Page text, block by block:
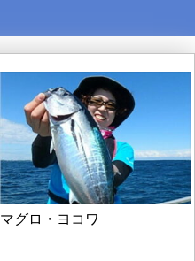
マグロ・ヨコワ